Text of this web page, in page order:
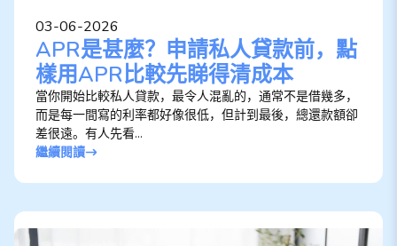
03-06-2026
APR是甚麼？申請私人貸款前，點
樣用APR比較先睇得清成本
當你開始比較私人貸款，最令人混亂的，通常不是借幾多，
而是每一間寫的利率都好像很低，但計到最後，總還款額卻
差很遠。有人先看...
繼續閱讀